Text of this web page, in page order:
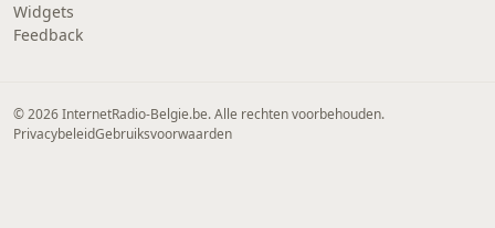
Widgets
Feedback
© 2026 InternetRadio-Belgie.be. Alle rechten voorbehouden.
PrivacybeleidGebruiksvoorwaarden